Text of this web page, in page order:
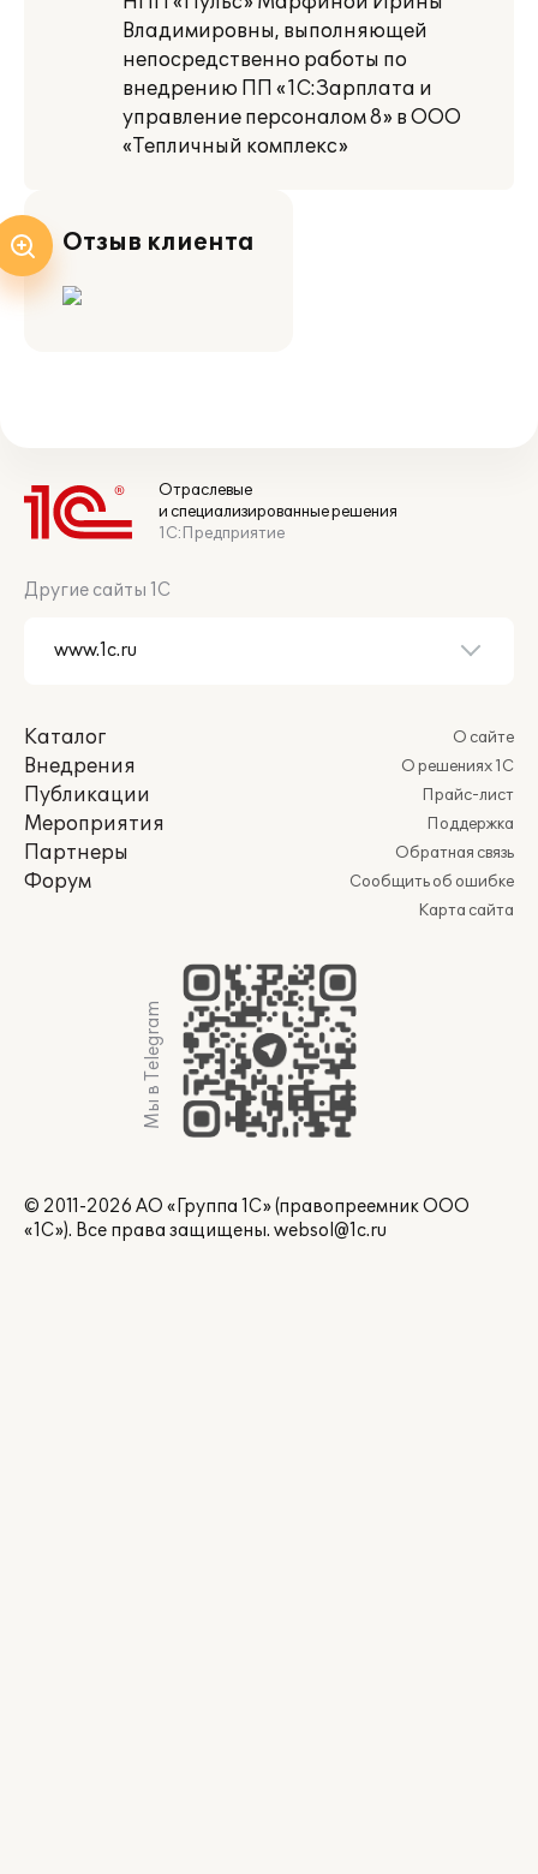
Владимировны, выполняющей
непосредственно работы по
внедрению ПП «1С:Зарплата и
управление персоналом 8» в ООО
«Тепличный комплекс»
Отзыв клиента
Отраслевые
и специализированные решения
1С:Предприятие
Другие сайты 1С
Каталог
Внедрения
Публикации
Мероприятия
Партнеры
Форум
О сайте
О решениях 1С
Прайс-лист
Поддержка
Обратная связь
Сообщить об ошибке
Карта сайта
Мы в Telegram
© 2011-2026 АО «Группа 1С» (правопреемник ООО
«1С»). Все права защищены. websol@1c.ru